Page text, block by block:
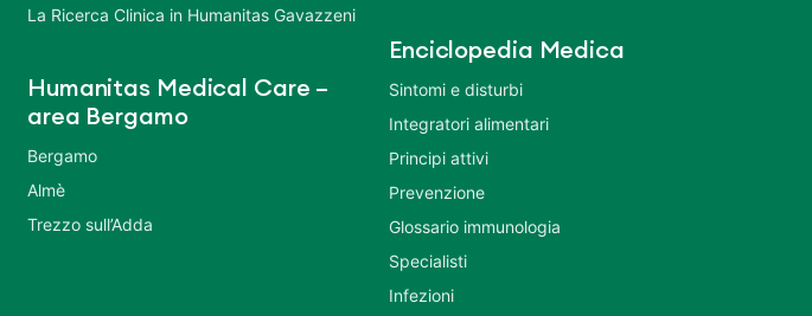
La Ricerca Clinica in Humanitas Gavazzeni
Humanitas Medical Care –
area Bergamo
Bergamo
Almè
Trezzo sull’Adda
Enciclopedia Medica
Sintomi e disturbi
Integratori alimentari
Principi attivi
Prevenzione
Glossario immunologia
Specialisti
Infezioni